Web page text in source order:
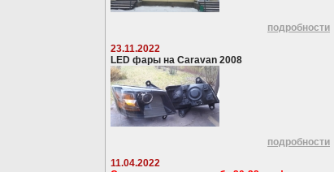
подробности
23.11.2022
LED фары на Caravan 2008
подробности
11.04.2022